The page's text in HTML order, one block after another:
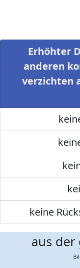
Erhöhter
anderen
verzichten
keine
aus der